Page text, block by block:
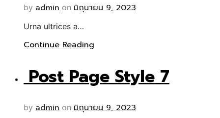
by admin on มิถุนายน 9, 2023
Urna ultrices a…
Continue Reading
Post Page Style 7
by admin on มิถุนายน 9, 2023